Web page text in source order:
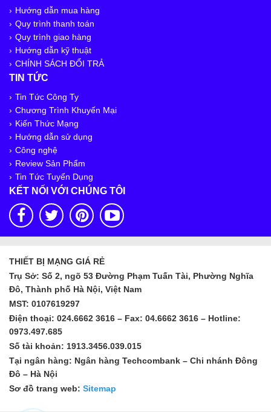
Hướng dẫn mua hàng
Quy trình thanh toán
Quy trình giao hàng
Hướng dẫn kỹ thuật
CHÍNH SÁCH ĐỔI TRẢ
TIN TỨC
Tin Tức Công Ty
Chương Trình Khuyến Mại
Kiến Thức Mạng
Hướng dẫn sử dụng
Công nghệ
Review Sản Phẩm
Tin Tức Tuyển Dụng
KẾT NỐI VỚI CHÚNG TÔI
THIẾT BỊ MẠNG GIÁ RẺ
Trụ Sở: Số 2, ngõ 53 Đường Phạm Tuấn Tài, Phường Nghĩa
Đô, Thành phố Hà Nội, Việt Nam
MST: 0107619297
Điện thoại: 024.6662 3616 – Fax: 04.6662 3616 – Hotline:
0973.497.685
Số tài khoản: 1913.3456.039.015
Tại ngân hàng: Ngân hàng Techcombank – Chi nhánh Đông
Đô – Hà Nội
Sơ đồ trang web: Sitemap